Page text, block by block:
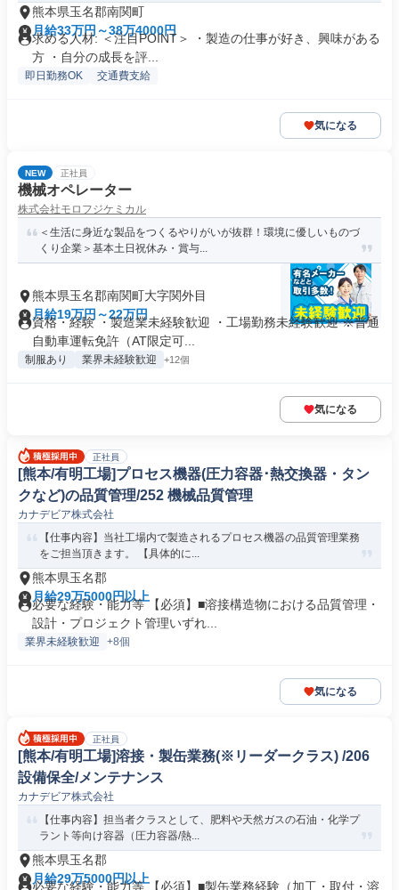
熊本県玉名郡南関町
月給33万円～38万4000円
求める人材: ＜注目POINT＞ ・製造の仕事が好き、興味がある
方 ・自分の成長を評...
即日勤務OK 交通費支給
気になる
NEW 正社員
機械オペレーター
株式会社モロフジケミカル
＜生活に身近な製品をつくるやりがいが抜群！環境に優しいものづ
くり企業＞基本土日祝休み・賞与...
熊本県玉名郡南関町大字関外目
月給19万円～22万円
資格・経験 ・製造業未経験歓迎 ・工場勤務未経験歓迎 ※普通
自動車運転免許（AT限定可...
制服あり 業界未経験歓迎 +12個
気になる
正社員
[熊本/有明工場]プロセス機器(圧力容器･熱交換器・タン
クなど)の品質管理/252 機械品質管理
カナデビア株式会社
【仕事内容】当社工場内で製造されるプロセス機器の品質管理業務
をご担当頂きます。 【具体的に...
熊本県玉名郡
月給29万5000円以上
必要な経験・能力等 【必須】■溶接構造物における品質管理・
設計・プロジェクト管理いずれ...
業界未経験歓迎 +8個
気になる
正社員
[熊本/有明工場]溶接・製缶業務(※リーダークラス) /206
設備保全/メンテナンス
カナデビア株式会社
【仕事内容】担当者クラスとして、肥料や天然ガスの石油・化学プ
ラント等向け容器（圧力容器/熱...
熊本県玉名郡
月給29万5000円以上
必要な経験・能力等 【必須】■製缶業務経験（加工・取付・溶